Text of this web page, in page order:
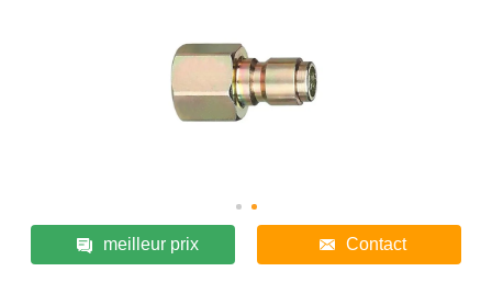
meilleur prix Contact